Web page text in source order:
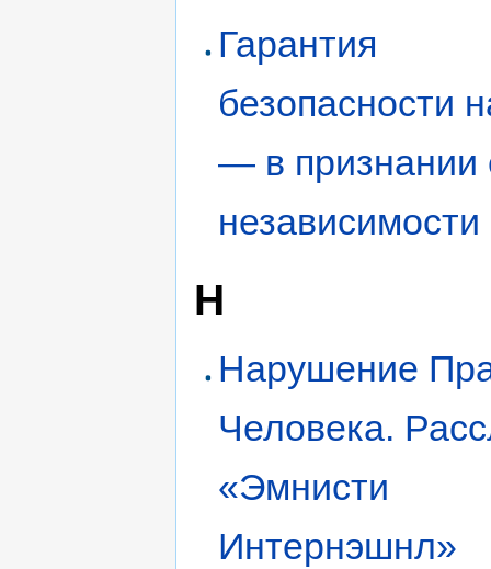
Гарантия
безопасности
— в признании
независимости
Н
Нарушение
Человека.
«Эмнисти
Интернэшнл»